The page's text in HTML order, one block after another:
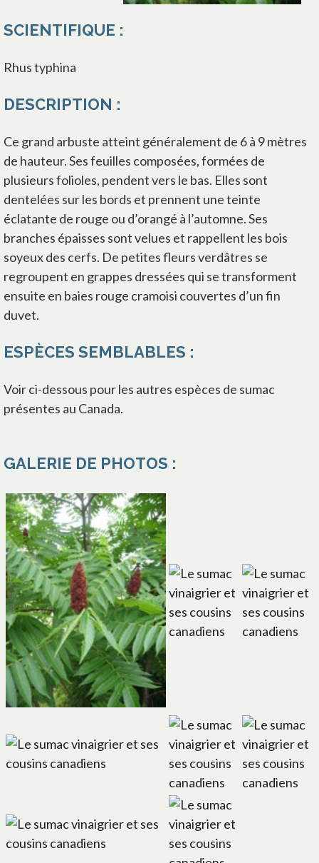
SCIENTIFIQUE :
Rhus typhina
DESCRIPTION :
Ce grand arbuste atteint généralement de 6 à 9 mètres
de hauteur. Ses feuilles composées, formées de
plusieurs folioles, pendent vers le bas. Elles sont
dentelées sur les bords et prennent une teinte
éclatante de rouge ou d’orangé à l’automne. Ses
branches épaisses sont velues et rappellent les bois
soyeux des cerfs. De petites fleurs verdâtres se
regroupent en grappes dressées qui se transforment
ensuite en baies rouge cramoisi couvertes d’un fin
duvet.
ESPÈCES SEMBLABLES :
Voir ci-dessous pour les autres espèces de sumac
présentes au Canada.
GALERIE DE PHOTOS :